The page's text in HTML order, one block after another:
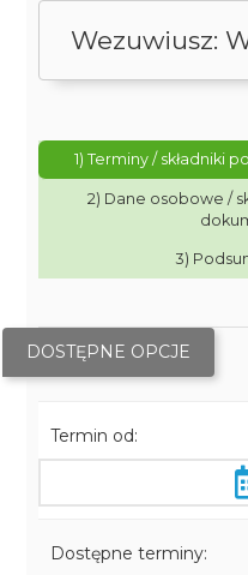
Wezuwiusz:
1) Terminy / składniki
2) Dane osobowe /
3)
DOSTĘPNE OPCJE
Termin od:
Dostępne terminy: